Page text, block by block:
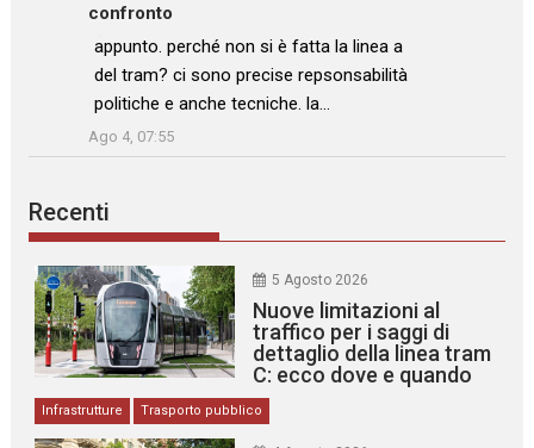
confronto
: “
appunto. perché non si è fatta la linea a
del tram? ci sono precise repsonsabilità
politiche e anche tecniche. la…
”
Ago 4, 07:55
Recenti
5 Agosto 2026
Nuove limitazioni al
traffico per i saggi di
dettaglio della linea tram
C: ecco dove e quando
Infrastrutture Trasporto pubblico